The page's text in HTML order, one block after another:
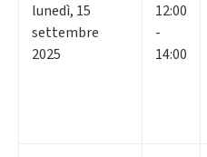
lunedì, 15
settembre
2025
12:00
-
14:00